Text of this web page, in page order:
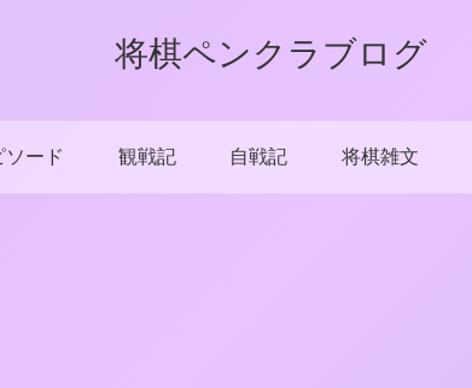
将棋ペンクラブログ
ソード 観戦記 自戦記 将棋雑文